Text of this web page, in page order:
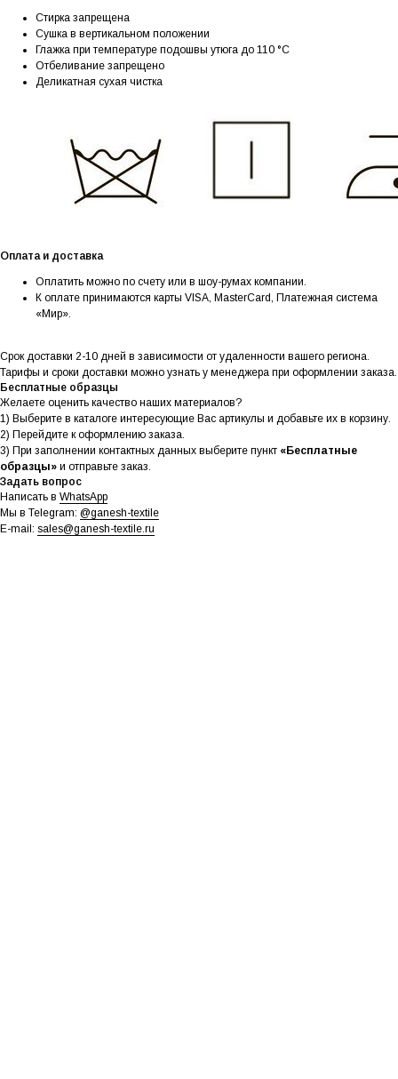
Стирка запрещена
Сушка в вертикальном положении
Глажка при температуре подошвы утюга до 110 °C
Отбеливание запрещено
Деликатная сухая чистка
Оплата и доставка
Оплатить можно по счету или в шоу-румах компании.
К оплате принимаются карты VISA, MasterCard, Платежная система
«Мир».
Срок доставки 2-10 дней в зависимости от удаленности вашего региона.
Тарифы и сроки доставки можно узнать у менеджера при оформлении заказа.
Бесплатные образцы
Желаете оценить качество наших материалов?
1) Выберите в каталоге интересующие Вас артикулы и добавьте их в корзину.
2) Перейдите к оформлению заказа.
3) При заполнении контактных данных выберите пункт «Бесплатные
образцы» и отправьте заказ.
Задать вопрос
Написать в WhatsApp
Мы в Telegram: @ganesh-textile
E-mail: sales@ganesh-textile.ru